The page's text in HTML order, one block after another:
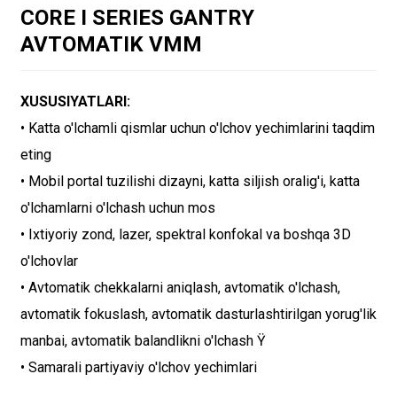
CORE I SERIES GANTRY
AVTOMATIK VMM
XUSUSIYATLARI:
• Katta o'lchamli qismlar uchun o'lchov yechimlarini taqdim
eting
• Mobil portal tuzilishi dizayni, katta siljish oralig'i, katta
o'lchamlarni o'lchash uchun mos
• Ixtiyoriy zond, lazer, spektral konfokal va boshqa 3D
o'lchovlar
• Avtomatik chekkalarni aniqlash, avtomatik o'lchash,
avtomatik fokuslash, avtomatik dasturlashtirilgan yorug'lik
manbai, avtomatik balandlikni o'lchash Ÿ
• Samarali partiyaviy o'lchov yechimlari